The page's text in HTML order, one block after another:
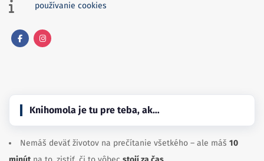
používanie cookies
Knihomola je tu pre teba, ak…
Nemáš deväť životov na prečítanie všetkého – ale máš 10